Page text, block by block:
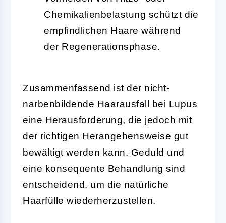
Chemikalienbelastung schützt die
empfindlichen Haare während
der Regenerationsphase.
Zusammenfassend ist der nicht-
narbenbildende Haarausfall bei Lupus
eine Herausforderung, die jedoch mit
der richtigen Herangehensweise gut
bewältigt werden kann. Geduld und
eine konsequente Behandlung sind
entscheidend, um die natürliche
Haarfülle wiederherzustellen.